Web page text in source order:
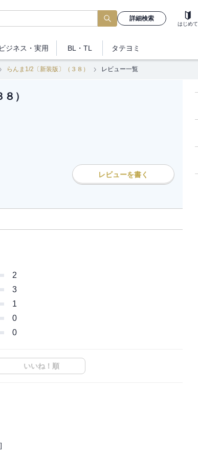
詳細検索
はじめて
ビジネス ・実用 BL・TL タテヨミ
らんま1/2〔新装版〕（３８） レビュー一覧
）
レビューを書く
2
3
1
0
0
いいね！順